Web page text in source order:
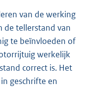
van de werking
de tellerstand van
te beïnvloeden of
werkelijk
correct is. Het
geschrifte en